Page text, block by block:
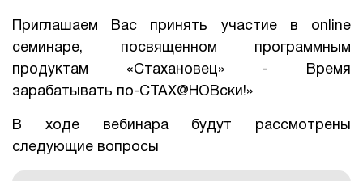
Вендоры
Партнерам
События
Приглашаем Вас принять участие в online
семинаре, посвященном программным
продуктам «Стахановец» - Время
зарабатывать по-СТАХ@НОВски!»
В ходе вебинара будут рассмотрены
следующие вопросы